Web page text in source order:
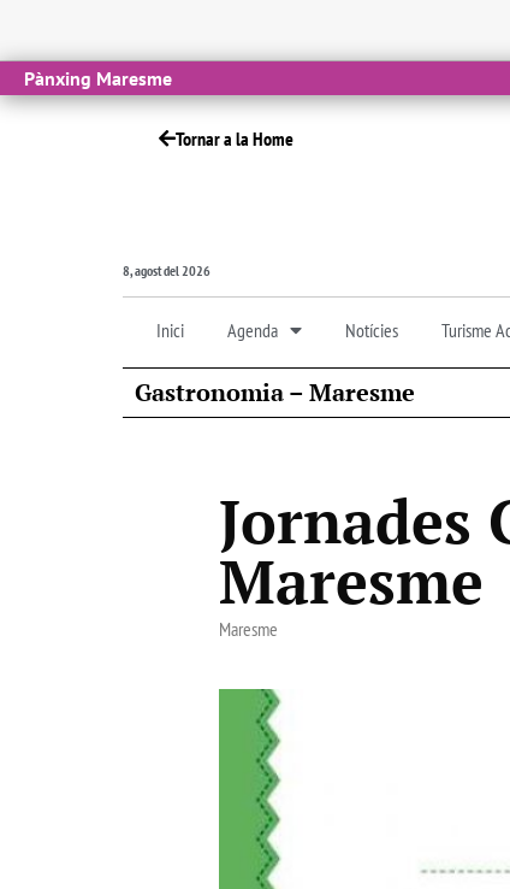
Pànxing Maresme
Tornar a la Home
8, agost del 2026
Inici Agenda Notícies Turisme
Gastronomia – Maresme
Jornades
Maresme
Maresme